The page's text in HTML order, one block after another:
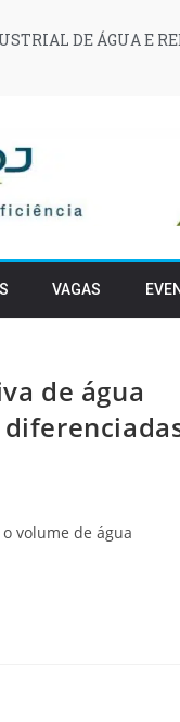
DE ÁGUA E
VAGAS
de água
volume de água